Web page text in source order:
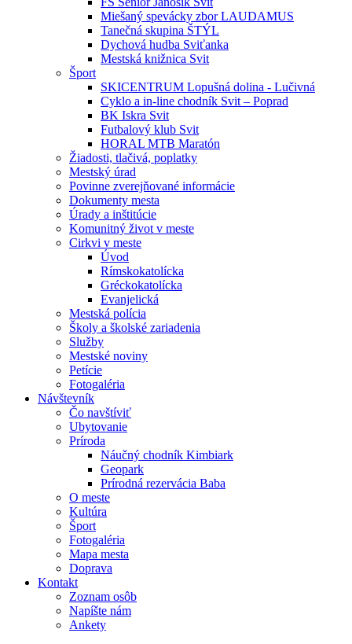
Miešaný spevácky zbor LAUDAMUS
Tanečná skupina ŠTÝL
Dychová hudba Sviťanka
Mestská knižnica Svit
Šport
SKICENTRUM Lopušná dolina - Lučivná
Cyklo a in-line chodník Svit – Poprad
BK Iskra Svit
Futbalový klub Svit
HORAL MTB Maratón
Žiadosti, tlačivá, poplatky
Mestský úrad
Povinne zverejňované informácie
Dokumenty mesta
Úrady a inštitúcie
Komunitný život v meste
Cirkvi v meste
Úvod
Rímskokatolícka
Gréckokatolícka
Evanjelická
Mestská polícia
Školy a školské zariadenia
Služby
Mestské noviny
Petície
Fotogaléria
Návštevník
Čo navštíviť
Ubytovanie
Príroda
Náučný chodník Kimbiark
Geopark
Prírodná rezervácia Baba
O meste
Kultúra
Šport
Fotogaléria
Mapa mesta
Doprava
Kontakt
Zoznam osôb
Napíšte nám
Ankety